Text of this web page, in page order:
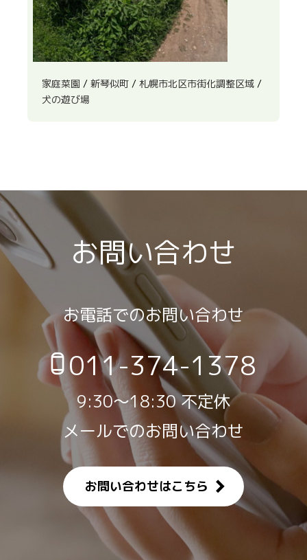
家庭菜園 /新琴似町 /札幌市北区市街化調整区域 /
犬の遊び場
お問い合わせ
お電話でのお問い合わせ
011-374-1378
9:30～18:30 不定休
メールでのお問い合わせ
お問い合わせはこちら